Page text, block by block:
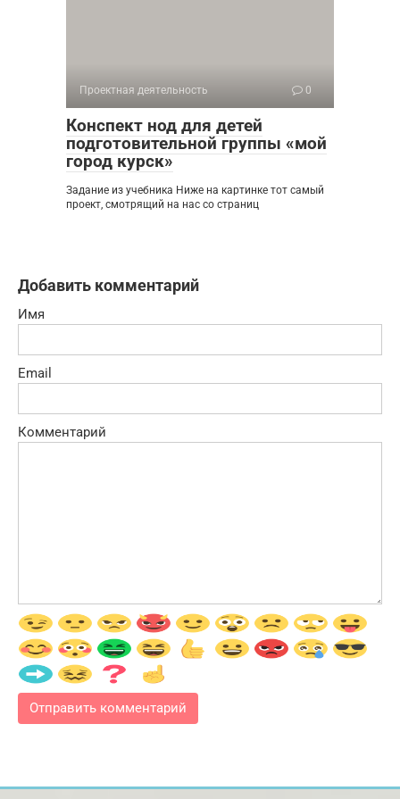
Проектная деятельность 0
Конспект нод для детей
подготовительной группы «мой
город курск»
Задание из учебника Ниже на картинке тот самый
проект, смотрящий на нас со страниц
Добавить комментарий
Имя
Email
Комментарий